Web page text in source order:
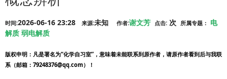
时间:2026-06-16 23:28 来源:未知 作者:谢文芳 点击: 次 所属专题： 电
解质 弱电解质
版权申明 ：凡是署名为“化学自习室”，意味着未能联系到原作者，请原作者看到后与我联
系（邮箱：79248376@qq.com）！